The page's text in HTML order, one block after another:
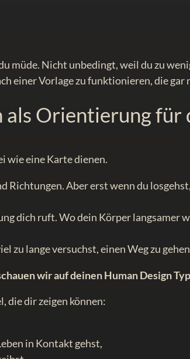
müde. Nicht unbedingt, weil du zu
einer Vorlage zu funktionieren, die
als Orientierung für
wie eine Karte dienen.
Richtungen. Aber erst wenn du
dich ruft. Wo dein Körper langsamer
zu lange versuchst, einen Weg zu
wir auf deinen Human Design
die dir zeigen können:
in Kontakt gehst,